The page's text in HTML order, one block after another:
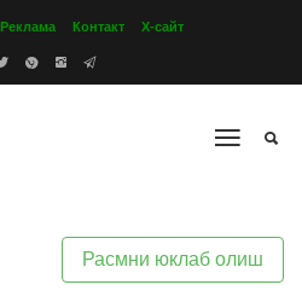
Реклама Контакт Х-сайт
Расмни юклаб олиш